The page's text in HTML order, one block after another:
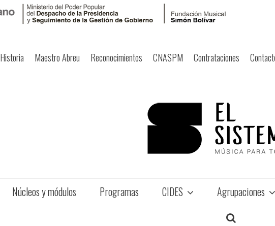
Historia Maestro Abreu Reconocimientos CNASPM Contrataciones
Núcleos y módulos Programas CIDES Agrupaciones